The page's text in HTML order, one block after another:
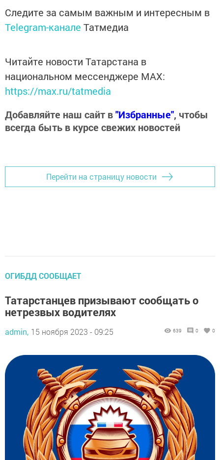
Следите за самым важным и интересным в
Telegram-канале Татмедиа
Читайте новости Татарстана в
национальном мессенджере MАХ:
https://max.ru/tatmedia
Добавляйте наш сайт в"Избранные", чтобы
всегда быть в курсе свежих новостей
Перейти на страницу новости
ОГИБДД СООБЩАЕТ
Татарстанцев призывают сообщать о
нетрезвых водителях
admin, 15 ноября 2023 - 09:25 639 0 0